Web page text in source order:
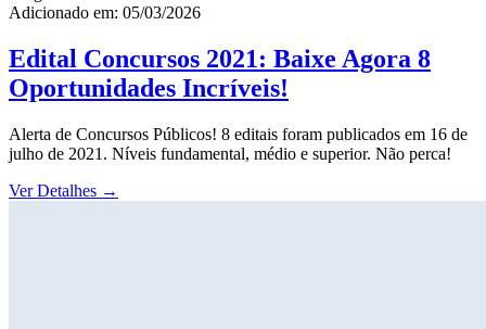
Adicionado em: 05/03/2026
Edital Concursos 2021: Baixe Agora 8
Oportunidades Incríveis!
Alerta de Concursos Públicos! 8 editais foram publicados em 16 de
julho de 2021. Níveis fundamental, médio e superior. Não perca!
Ver Detalhes →